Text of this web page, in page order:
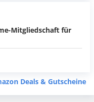
Mitgliedschaft für
Deals & Gutscheine